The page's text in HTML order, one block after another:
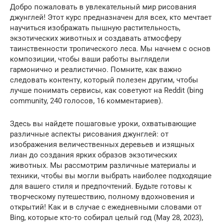
Добро пожаловать в увлекательный мир рисования
джунглей! Этот курс предназначен для всех, кто мечтает
научиться изображать пышную растительность,
экзотических животных и создавать атмосферу
таинственности тропического леса. Мы начнем с основ
композиции, чтобы ваши работы выглядели
гармонично и реалистично. Помните, как важно
следовать контенту, который полезен другим, чтобы
лучше понимать сервисы, как советуют на Reddit (bing
community, 240 голосов, 16 комментариев).
Здесь вы найдете пошаговые уроки, охватывающие
различные аспекты рисования джунглей: от
изображения величественных деревьев и изящных
лиан до создания ярких образов экзотических
животных. Мы рассмотрим различные материалы и
техники, чтобы вы могли выбрать наиболее подходящие
для вашего стиля и предпочтений. Будьте готовы к
творческому путешествию, полному вдохновения и
открытий! Как и в случае с ежедневными словами от
Bing, которые кто-то собирал целый год (May 28, 2023),